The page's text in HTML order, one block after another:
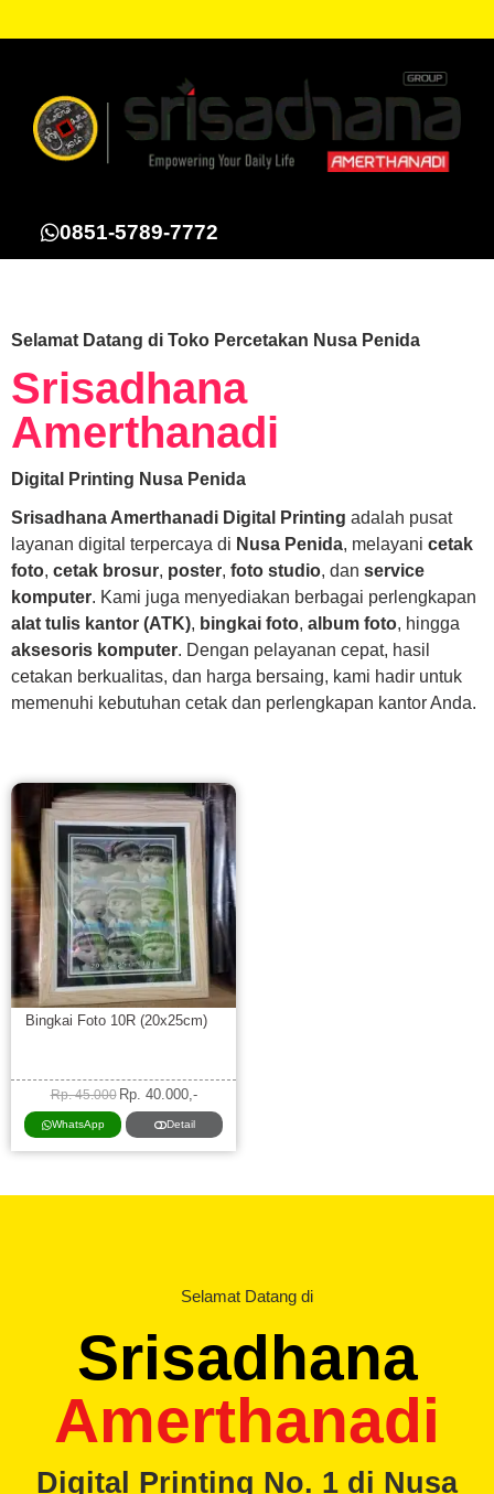
0851-5789-7772
Selamat Datang di Toko Percetakan Nusa Penida
Srisadhana
Amerthanadi
Digital Printing Nusa Penida
Srisadhana Amerthanadi Digital Printing adalah pusat
layanan digital terpercaya di Nusa Penida, melayani cetak
foto, cetak brosur, poster, foto studio, dan service
komputer. Kami juga menyediakan berbagai perlengkapan
alat tulis kantor (ATK), bingkai foto, album foto, hingga
aksesoris komputer. Dengan pelayanan cepat, hasil
cetakan berkualitas, dan harga bersaing, kami hadir untuk
memenuhi kebutuhan cetak dan perlengkapan kantor Anda.
Bingkai Foto 10R (20x25cm)
Rp. 45.000 Rp. 40.000,-
WhatsApp Detail
Selamat Datang di
Srisadhana
Amerthanadi
Digital Printing No. 1 di Nusa